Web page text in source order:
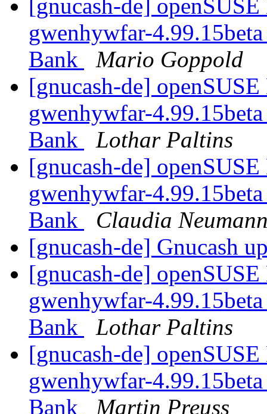
[gnucash-de]
gwenhywfar-
Bank
Mario Goppold
[gnucash-de]
gwenhywfar-
Bank
Lothar Paltins
[gnucash-de]
gwenhywfar-
Bank
Claudia
[gnucash-de] Gnucash
[gnucash-de]
gwenhywfar-
Bank
Lothar Paltins
[gnucash-de]
gwenhywfar-
Bank
Martin Preuss